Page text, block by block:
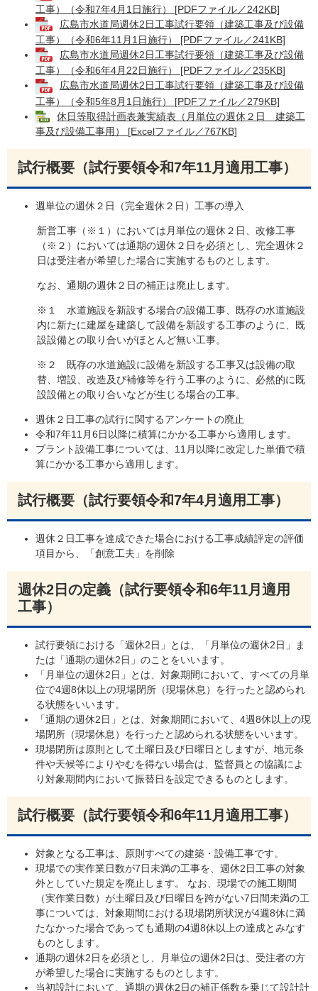
工事）（令和7年4月1日施行） [PDFファイル／242KB]
広島市水道局週休2日工事試行要領（建築工事及び設備
工事）（令和6年11月1日施行） [PDFファイル／241KB]
広島市水道局週休2日工事試行要領（建築工事及び設備
工事）（令和6年4月22日施行） [PDFファイル／235KB]
広島市水道局週休2日工事試行要領（建築工事及び設備
工事）（令和5年8月1日施行） [PDFファイル／279KB]
休日等取得計画表兼実績表（月単位の週休２日 建築工
事及び設備工事用） [Excelファイル／767KB]
試行概要（試行要領令和7年11月適用工事）
週単位の週休２日（完全週休２日）工事の導入
新営工事（※１）においては月単位の週休２日、改修工事
（※２）においては通期の週休２日を必須とし、完全週休２
日は受注者が希望した場合に実施するものとします。
なお、通期の週休２日の補正は廃止します。
※１ 水道施設を新設する場合の設備工事、既存の水道施設
内に新たに建屋を建築して設備を新設する工事のように、既
設設備との取り合いがほとんど無い工事。
※２ 既存の水道施設に設備を新設する工事又は設備の取
替、増設、改造及び補修等を行う工事のように、必然的に既
設設備との取り合いなどが生じる場合の工事。
週休２日工事の試行に関するアンケートの廃止
令和7年11月6日以降に積算にかかる工事から適用します。
プラント設備工事については、11月以降に改定した単価で積
算にかかる工事から適用します。
試行概要（試行要領令和7年4月適用工事）
週休２日工事を達成できた場合における工事成績評定の評価
項目から、「創意工夫」を削除
週休2日の定義（試行要領令和6年11月適用
工事）
試行要領における「週休2日」とは、「月単位の週休2日」ま
たは「通期の週休2日」のことをいいます。
「月単位の週休2日」とは、対象期間において、すべての月単
位で4週8休以上の現場閉所（現場休息）を行ったと認められ
る状態をいいます。
「通期の週休2日」とは、対象期間において、4週8休以上の現
場閉所（現場休息）を行ったと認められる状態をいいます。
現場閉所は原則として土曜日及び日曜日としますが、地元条
件や天候等によりやむを得ない場合は、監督員との協議によ
り対象期間内において振替日を設定できるものとします。
試行概要（試行要領令和6年11月適用工事）
対象となる工事は、原則すべての建築・設備工事です。
現場での実作業日数が7日未満の工事を、週休2日工事の対象
外としていた規定を廃止します。 なお、現場での施工期間
（実作業日数）が土曜日及び日曜日を跨がない7日間未満の工
事については、対象期間における現場閉所状況が4週8休に満
たなかった場合であっても通期の4週8休以上の達成とみなす
ものとします。
通期の週休2日を必須とし、月単位の週休2日は、受注者の方
が希望した場合に実施するものとします。
当初設計において、通期の週休2日の補正係数を乗じて設計計